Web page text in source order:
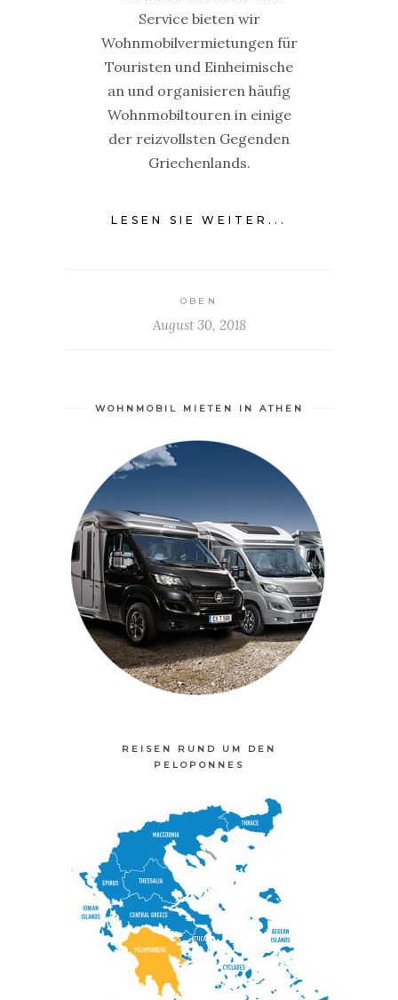
Service bieten wir
Wohnmobilvermietungen für
Touristen und Einheimische
an und organisieren häufig
Wohnmobiltouren in einige
der reizvollsten Gegenden
Griechenlands.
LESEN SIE WEITER...
OBEN
August 30, 2018
WOHNMOBIL MIETEN IN ATHEN
REISEN RUND UM DEN
PELOPONNES